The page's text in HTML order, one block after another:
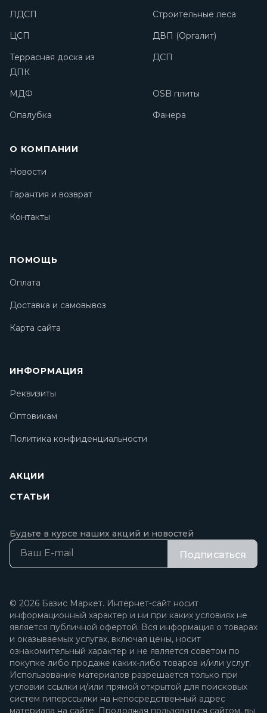
ЛДСП
Строительные леса
ЦСП
ДВП (Оргалит)
Террасная доска из
ДПК
ДСП
МДФ
OSB плиты
Опалубка
Фанера
О КОМПАНИИ
Новости
Гарантия и возврат
Контакты
ПОМОЩЬ
Оплата
Доставка и самовывоз
Карта сайта
ИНФОРМАЦИЯ
Реквизиты
Оптовикам
Политика конфиденциальности
АКЦИИ
СТАТЬИ
Будьте в курсе наших акций и новостей
Подписаться
© 2026 Базис Маркет. Интернет-сайт носит
информационный характер и ни при каких условиях не
является публичной офертой. Вся информация о товарах
и оказываемых услугах, включая цены, носит
ознакомительный характер и не является советом по
покупке либо продаже каких-либо товаров и/или услуг.
Использование материалов разрешается только при
условии ссылки и/или прямой открытой для поисковых
систем гиперссылки на непосредственный адрес
материала на сайте. Продолжая пользоваться сайтом, вы